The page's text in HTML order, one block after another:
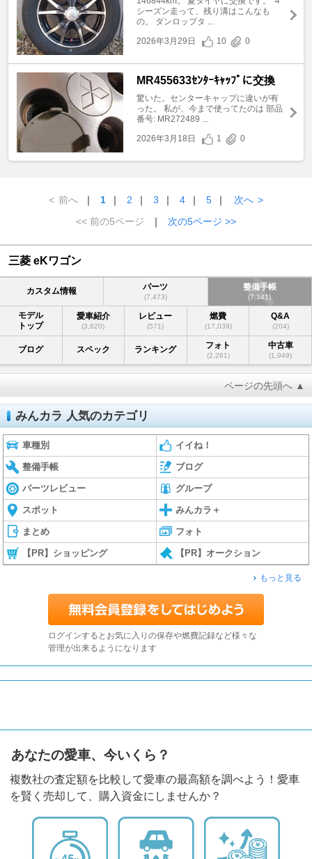
シーズン走って、残り溝はこんなも
の。 ダンロップタ ...
2026年3月29日
10 0
MR455633ｾﾝﾀｰｷｬｯﾌﾟに交換
驚いた。センターキャップに違いが有
った。 私が、今まで使ってたのは 部品
番号: MR272489 ...
2026年3月18日
1 0
< 前へ ｜ 1 ｜ 2 ｜ 3 ｜ 4 ｜ 5 ｜ 次へ >
<< 前の5ページ
｜ 次の5ページ >>
三菱 eKワゴン
カスタム情報 パーツ
(7,473)
整備手帳
(7,341)
モデル
トップ
愛車紹介
(3,620)
レビュー
(571)
燃費
(17,039)
Q&A
(204)
ブログ スペック ランキング フォト
(2,261)
中古車
(1,949)
ページの先頭へ ▲
みんカラ 人気のカテゴリ
車種別 イイね！
整備手帳 ブログ
パーツレビュー グループ
スポット みんカラ＋
まとめ フォト
【PR】ショッピング 【PR】オークション
もっと見る
ログインするとお気に入りの保存や燃費記録など様々な
管理が出来るようになります
あなたの愛車、今いくら？
複数社の査定額を比較して愛車の最高額を調べよう！愛車
を賢く売却して、購入資金にしませんか？